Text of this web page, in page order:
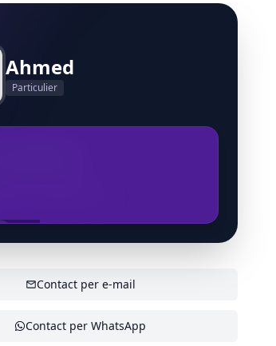
Ahmed
Particulier
Contact per e-mail
Contact per WhatsApp